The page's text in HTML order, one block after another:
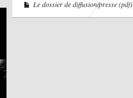
Le dossier de diffusion/presse (pdf)